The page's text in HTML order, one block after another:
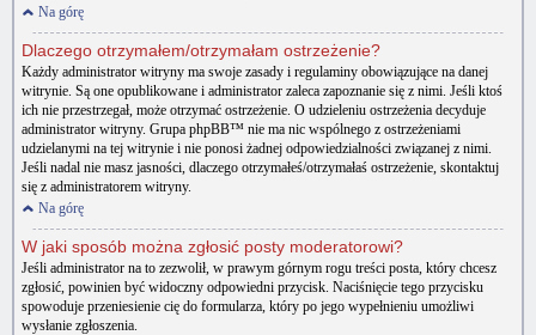
Na górę
Dlaczego otrzymałem/otrzymałam ostrzeżenie?
Każdy administrator witryny ma swoje zasady i regulaminy obowiązujące na danej
witrynie. Są one opublikowane i administrator zaleca zapoznanie się z nimi. Jeśli ktoś
ich nie przestrzegał, może otrzymać ostrzeżenie. O udzieleniu ostrzeżenia decyduje
administrator witryny. Grupa phpBB™ nie ma nic wspólnego z ostrzeżeniami
udzielanymi na tej witrynie i nie ponosi żadnej odpowiedzialności związanej z nimi.
Jeśli nadal nie masz jasności, dlaczego otrzymałeś/otrzymałaś ostrzeżenie, skontaktuj
się z administratorem witryny.
Na górę
W jaki sposób można zgłosić posty moderatorowi?
Jeśli administrator na to zezwolił, w prawym górnym rogu treści posta, który chcesz
zgłosić, powinien być widoczny odpowiedni przycisk. Naciśnięcie tego przycisku
spowoduje przeniesienie cię do formularza, który po jego wypełnieniu umożliwi
wysłanie zgłoszenia.